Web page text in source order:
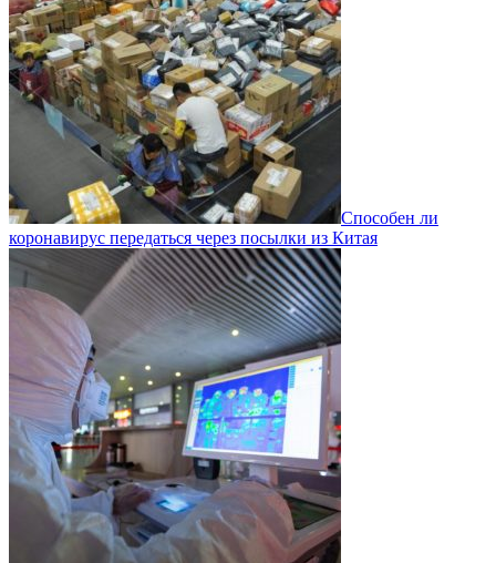
Способен ли
коронавирус передаться через посылки из Китая